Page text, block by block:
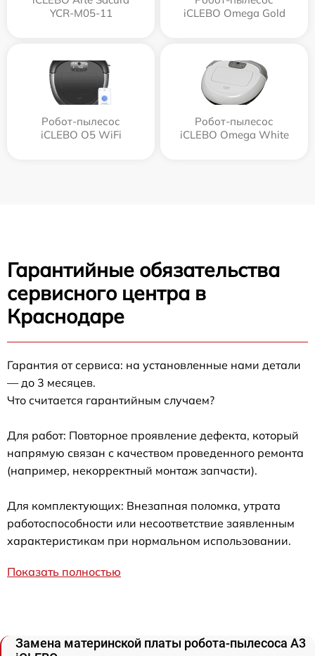
YCR-M05-11
iCLEBO Omega Gold
Робот-пылесос
iCLEBO O5 WiFi
Робот-пылесос
iCLEBO Omega White
Гарантийные обязательства
сервисного центра в
Краснодаре
Гарантия от сервиса: на установленные нами детали
— до 3 месяцев.
Что считается гарантийным случаем?
Для работ: Повторное проявление дефекта, который
напрямую связан с качеством проведенного ремонта
(например, некорректный монтаж запчасти).
Для комплектующих: Внезапная поломка, утрата
работоспособности или несоответствие заявленным
характеристикам при нормальном использовании.
Показать полностью
Замена материнской платы робота-пылесоса A3